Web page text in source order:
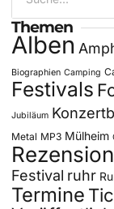
Themen
Alben
Biographien Camping
Festivals
Jubiläum
Metal MP3 Mülheim
Festival ruhr
Termine